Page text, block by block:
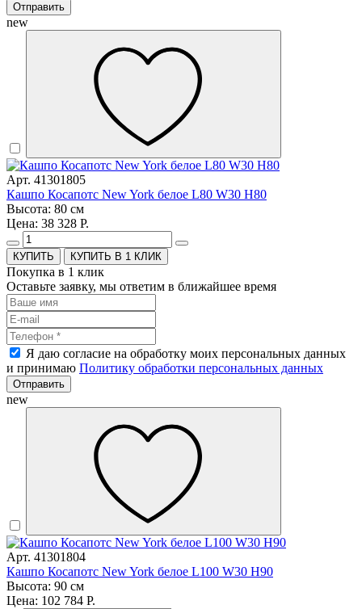
Отправить
new
Арт. 41301805
Кашпо Косапотс New York белое L80 W30 H80
Высота: 80 см
Цена: 38 328 Р.
КУПИТЬ В 1 КЛИК
Покупка в 1 клик
Оставьте заявку, мы ответим в ближайшее время
Я даю согласие на обработку моих персональных данных
и принимаю Политику обработки персональных данных
Отправить
new
Арт. 41301804
Кашпо Косапотс New York белое L100 W30 H90
Высота: 90 см
Цена: 102 784 Р.